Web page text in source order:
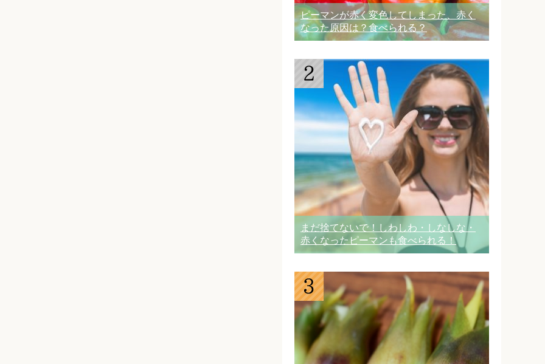
ピーマンが赤く変色してしまった、赤く
なった原因は？食べられる？
まだ捨てないで！しわしわ・しなしな・
赤くなったピーマンも食べられる！